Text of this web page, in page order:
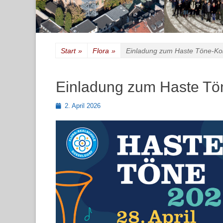
Start » Flora » Einladung zum Haste Töne-
Einladung zum Haste
Posted2. April 2026